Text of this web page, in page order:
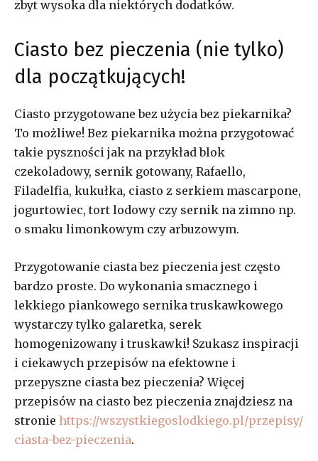
zbyt wysoka dla niektórych dodatków.
Ciasto bez pieczenia (nie tylko)
dla początkujących!
Ciasto przygotowane bez użycia bez piekarnika?
To możliwe! Bez piekarnika można przygotować
takie pyszności jak na przykład blok
czekoladowy, sernik gotowany, Rafaello,
Filadelfia, kukułka, ciasto z serkiem mascarpone,
jogurtowiec, tort lodowy czy sernik na zimno np.
o smaku limonkowym czy arbuzowym.
Przygotowanie ciasta bez pieczenia jest często
bardzo proste. Do wykonania smacznego i
lekkiego piankowego sernika truskawkowego
wystarczy tylko galaretka, serek
homogenizowany i truskawki! Szukasz inspiracji
i ciekawych przepisów na efektowne i
przepyszne ciasta bez pieczenia? Więcej
przepisów na ciasto bez pieczenia znajdziesz na
stronie https://wszystkiegoslodkiego.pl/przepisy/
ciasta-bez-pieczenia.